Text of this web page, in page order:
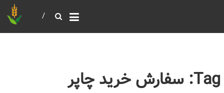
Tag: سفارش خرید چاپر